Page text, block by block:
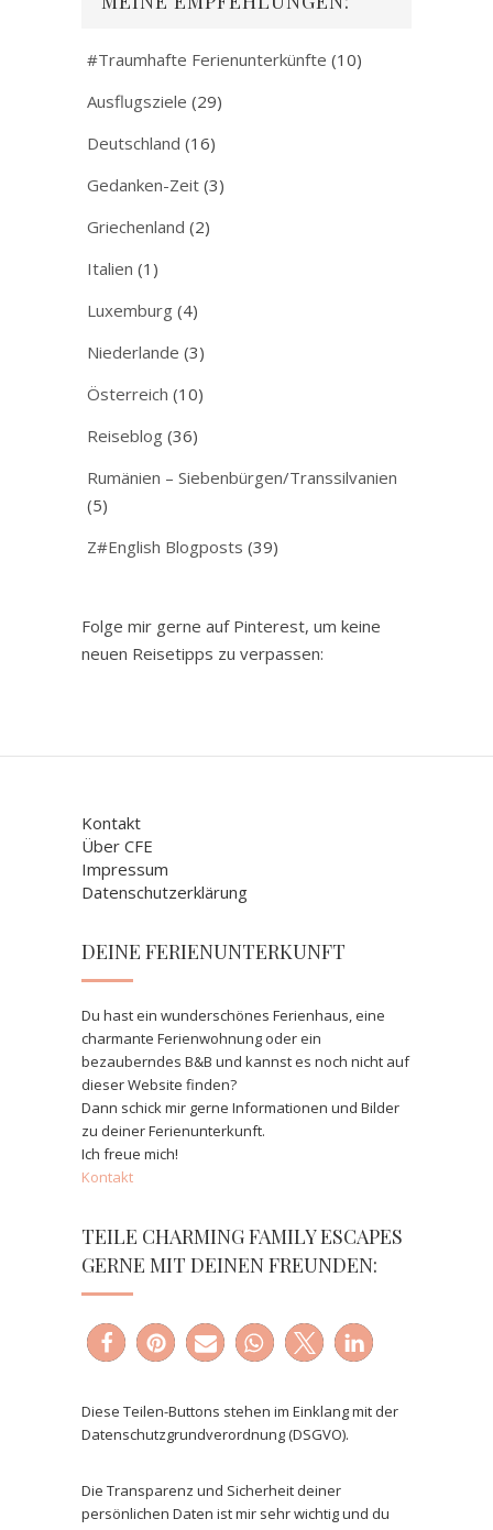
#Traumhafte Ferienunterkünfte (10)
Ausflugsziele (29)
Deutschland (16)
Gedanken-Zeit (3)
Griechenland (2)
Italien (1)
Luxemburg (4)
Niederlande (3)
Österreich (10)
Reiseblog (36)
Rumänien – Siebenbürgen/Transsilvanien
(5)
Z#English Blogposts (39)
Folge mir gerne auf Pinterest, um keine
neuen Reisetipps zu verpassen:
Kontakt
Über CFE
Impressum
Datenschutzerklärung
DEINE FERIENUNTERKUNFT
Du hast ein wunderschönes Ferienhaus, eine
charmante Ferienwohnung oder ein
bezauberndes B&B und kannst es noch nicht auf
dieser Website finden?
Dann schick mir gerne Informationen und Bilder
zu deiner Ferienunterkunft.
Ich freue mich!
Kontakt
TEILE CHARMING FAMILY ESCAPES
GERNE MIT DEINEN FREUNDEN:
Diese Teilen-Buttons stehen im Einklang mit der
Datenschutzgrundverordnung (DSGVO).
Die Transparenz und Sicherheit deiner
persönlichen Daten ist mir sehr wichtig und du